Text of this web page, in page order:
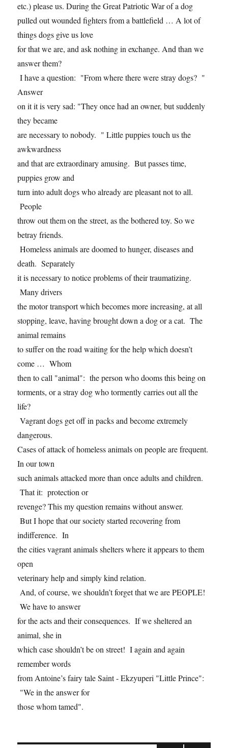
etc.) please us. During the Great Patriotic War of a dog
pulled out wounded fighters from a battlefield … A lot of
things dogs give us love
for that we are, and ask nothing in exchange. And than we
answer them?
I have a question: "From where there were stray dogs? "
Answer
on it it is very sad: "They once had an owner, but suddenly
they became
are necessary to nobody. " Little puppies touch us the
awkwardness
and that are extraordinary amusing. But passes time,
puppies grow and
turn into adult dogs who already are pleasant not to all.
People
throw out them on the street, as the bothered toy. So we
betray friends.
Homeless animals are doomed to hunger, diseases and
death. Separately
it is necessary to notice problems of their traumatizing.
Many drivers
the motor transport which becomes more increasing, at all
stopping, leave, having brought down a dog or a cat. The
animal remains
to suffer on the road waiting for the help which doesn’t
come … Whom
then to call "animal": the person who dooms this being on
torments, or a stray dog who tormently carries out all the
life?
Vagrant dogs get off in packs and become extremely
dangerous.
Cases of attack of homeless animals on people are frequent.
In our town
such animals attacked more than once adults and children.
That it: protection or
revenge? This my question remains without answer.
But I hope that our society started recovering from
indifference. In
the cities vagrant animals shelters where it appears to them
open
veterinary help and simply kind relation.
And, of course, we shouldn’t forget that we are PEOPLE!
We have to answer
for the acts and their consequences. If we sheltered an
animal, she in
which case shouldn’t be on street! I again and again
remember words
from Antoine’s fairy tale Saint - Ekzyuperi "Little Prince":
"We in the answer for
those whom tamed".